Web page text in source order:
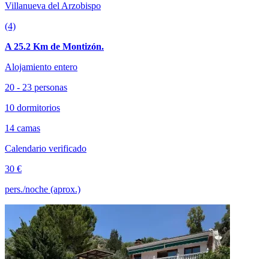
Villanueva del Arzobispo
(4)
A 25.2 Km de Montizón.
Alojamiento entero
20 - 23 personas
10 dormitorios
14 camas
Calendario verificado
30 €
pers./noche (aprox.)